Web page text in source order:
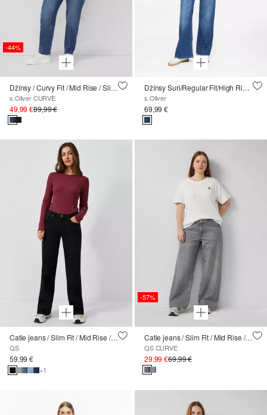
-44%
Džínsy / Curvy Fit / Mid Rise / Slim Tapered Leg / cosy inside
s.Oliver CURVE
49,99 €89,99 €
Džínsy Suri/Regular Fit/High Rise/Wide Leg
s.Oliver
69,99 €
Catie jeans / Slim Fit / Mid Rise / Wide Leg / Superstretch
QS
59,99 €
+1
-57%
Catie jeans / Slim Fit / Mid Rise / Wide Leg
QS CURVE
29,99 €69,99 €